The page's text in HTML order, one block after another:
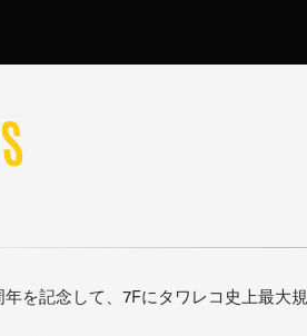
を記念して、7Fにタワレコ史上最大